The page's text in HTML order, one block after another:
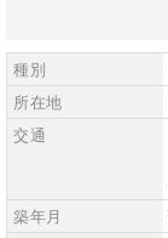
種別
所在地
交通
築年月